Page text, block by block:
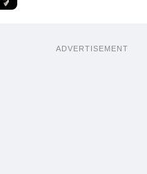
ADVERTISEMENT